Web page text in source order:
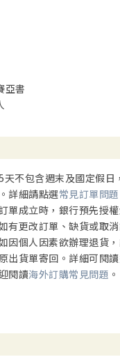
班
徒營會
以賽亞書給當代香港
想以賽亞書
釋
亞書
不包含週末及國定假
詳細請點選常見訂單問題
單成立時，銀行預先授
有更改訂單、缺貨或取
因個人因素欲辦理退貨
出貨單寄回。詳細可閱讀
閱讀海外訂購常見問題 。